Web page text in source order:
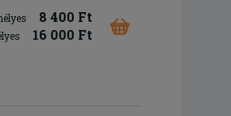
8 400 Ft
16 000 Ft